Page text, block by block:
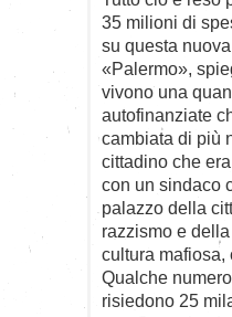
35 milioni di
su questa
«Palermo»,
vivono una
autofinanziate
cambiata di più
cittadino che
con un sindaco
palazzo della
razzismo e
cultura mafiosa,
Qualche
risiedono 25